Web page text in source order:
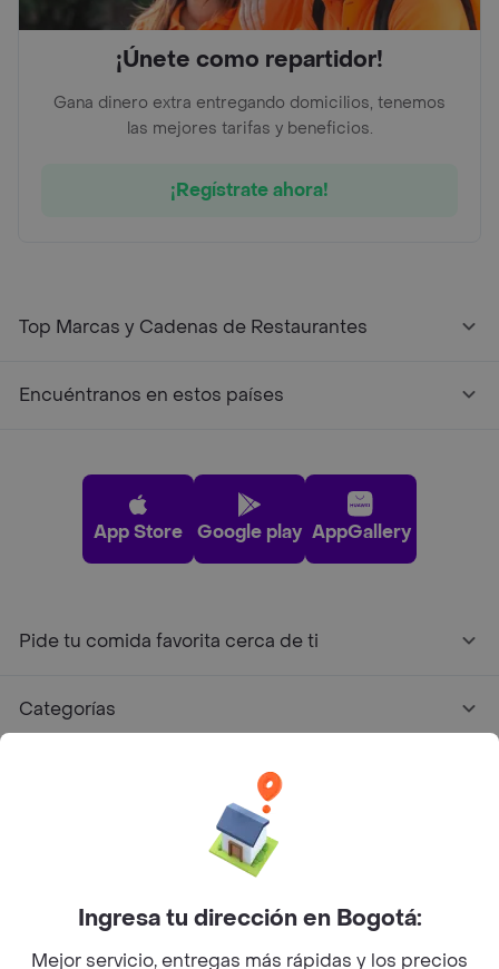
¡Únete como repartidor!
Gana dinero extra entregando domicilios, tenemos
las mejores tarifas y beneficios.
¡Regístrate ahora!
Top Marcas y Cadenas de Restaurantes
Encuéntranos en estos países
App Store Google play AppGallery
Pide tu comida favorita cerca de ti
Categorías
Facebook
Twitter
Instagram
©2026Rappi Inc. All rights reserved.
Ingresa tu dirección en Bogotá:
Mejor servicio, entregas más rápidas y los precios